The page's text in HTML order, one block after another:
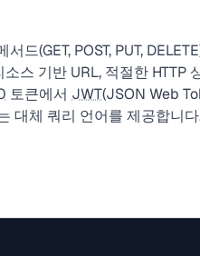
드(GET, POST, PUT,
스 기반 URL, 적절한 HTTP
토큰에서 JWT(JSON Web
대체 쿼리 언어를 제공합니